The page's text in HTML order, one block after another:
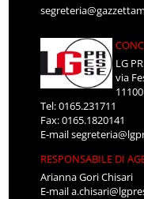
LG
via
Tel: 0165.231711
Fax: 0165.1820141
E-mail
RESPONSABILE DI
Arianna Gori Chisari
E-mail